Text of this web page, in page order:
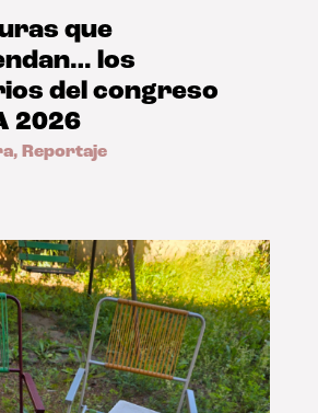
que
los
del congreso
2026
, Reportaje